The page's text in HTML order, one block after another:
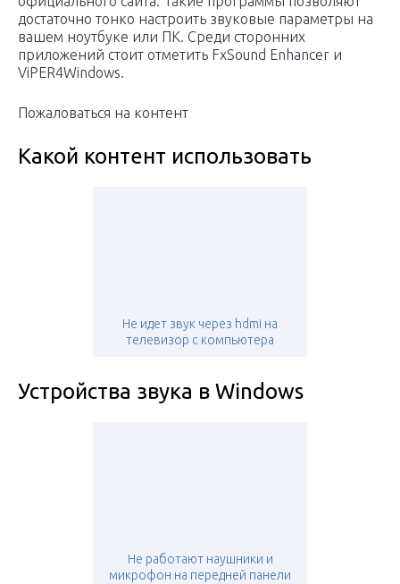
достаточно тонко настроить звуковые параметры на
вашем ноутбуке или ПК. Среди сторонних
приложений стоит отметить FxSound Enhancer и
ViPER4Windows.
Пожаловаться на контент
Какой контент использовать
Не идет звук через hdmi на
телевизор с компьютера
Устройства звука в Windows
Не работают наушники и
микрофон на передней панели